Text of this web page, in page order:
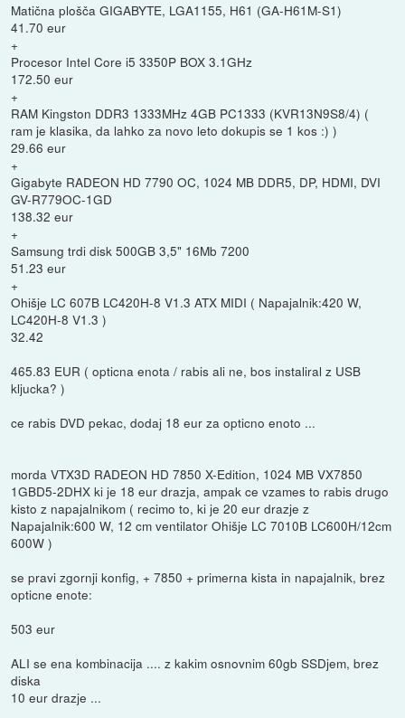
Matična plošča GIGABYTE, LGA1155, H61 (GA-H61M-S1)
41.70 eur
+
Procesor Intel Core i5 3350P BOX 3.1GHz
172.50 eur
+
RAM Kingston DDR3 1333MHz 4GB PC1333 (KVR13N9S8/4) (
ram je klasika, da lahko za novo leto dokupis se 1 kos :) )
29.66 eur
+
Gigabyte RADEON HD 7790 OC, 1024 MB DDR5, DP, HDMI, DVI
GV-R779OC-1GD
138.32 eur
+
Samsung trdi disk 500GB 3,5" 16Mb 7200
51.23 eur
+
Ohišje LC 607B LC420H-8 V1.3 ATX MIDI ( Napajalnik:420 W,
LC420H-8 V1.3 )
32.42
465.83 EUR ( opticna enota / rabis ali ne, bos instaliral z USB
kljucka? )
ce rabis DVD pekac, dodaj 18 eur za opticno enoto ...
morda VTX3D RADEON HD 7850 X-Edition, 1024 MB VX7850
1GBD5-2DHX ki je 18 eur drazja, ampak ce vzames to rabis drugo
kisto z napajalnikom ( recimo to, ki je 20 eur drazje z
Napajalnik:600 W, 12 cm ventilator Ohišje LC 7010B LC600H/12cm
600W )
se pravi zgornji konfig, + 7850 + primerna kista in napajalnik, brez
opticne enote:
503 eur
ALI se ena kombinacija .... z kakim osnovnim 60gb SSDjem, brez
diska
10 eur drazje ...